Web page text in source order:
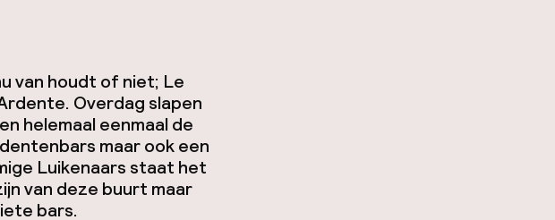
van houdt of niet; Le
Overdag slapen
helemaal eenmaal de
maar ook een
Luikenaars staat het
van deze buurt maar
bars.